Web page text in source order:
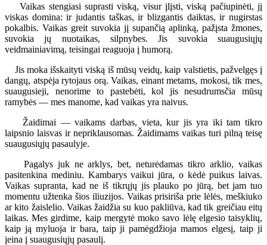
Vaikas stengiasi suprasti viską, visur įlįsti, viską pačiupinėti, jį
viskas domina: ir judantis taškas, ir blizgantis daiktas, ir nugirstas
pokalbis. Vaikas greit suvokia jį supančią aplinką, pažįsta žmones,
suvokia jų nuotaikas, silpnybes. Jis suvokia suaugusiųjų
veidmainiavimą, teisingai reaguoja į humorą.
Jis moka išskaityti viską iš mūsų veidų, kaip valstietis, pažvelgęs į
dangų, atspėja rytojaus orą. Vaikas, einant metams, mokosi, tik mes,
suaugusieji, nenorime to pastebėti, kol jis nesudrumsčia mūsų
ramybės — mes manome, kad vaikas yra naivus.
Žaidimai — vaikams darbas, vieta, kur jis yra iki tam tikro
laipsnio laisvas ir nepriklausomas. Žaidimams vaikas turi pilną teisę
suaugusiųjų pasaulyje.
Pagalys juk ne arklys, bet, neturėdamas tikro arklio, vaikas
pasitenkina mediniu. Kambarys vaikui jūra, o kėdė puikus laivas.
Vaikas supranta, kad ne iš tikrųjų jis plauko po jūrą, bet jam tuo
momentu užtenka šios iliuzijos. Vaikas prisiriša prie lėlės, meškiuko
ar kito žaislelio. Vaikas žaidžia su kuo pakliūva, kad tik greičiau eitų
laikas. Mes girdime, kaip mergytė moko savo lėlę elgesio taisyklių,
kaip ją myluoja ir bara, taip ji pamėgdžioja mamos elgesį, taip ji
įeina į suaugusiųjų pasaulį.